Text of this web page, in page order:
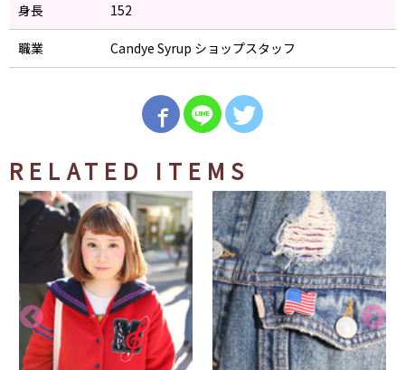
身長 152
職業 Candye Syrup ショップスタッフ
RELATED ITEMS